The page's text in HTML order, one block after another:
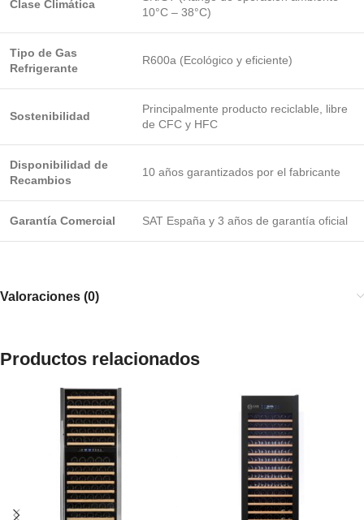
Clase Climática
10°C – 38°C)
Tipo de Gas
Refrigerante
R600a (Ecológico y eficiente)
Sostenibilidad
Principalmente producto reciclable, libre
de CFC y HFC
Disponibilidad de
Recambios
10 años garantizados por el fabricante
Garantía Comercial SAT España y 3 años de garantía oficial
Valoraciones (0)
Productos relacionados